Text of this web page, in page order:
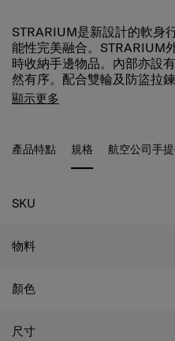
STRARIUM是新設計的軟身
能性完美融合。STRARIUM
時收納手邊物品。內部亦設
然有序。配合雙輪及防盜拉
選。
顯示更多
產品特點 規格 航空公司手提
規格
SKU
物料
顏色
尺寸